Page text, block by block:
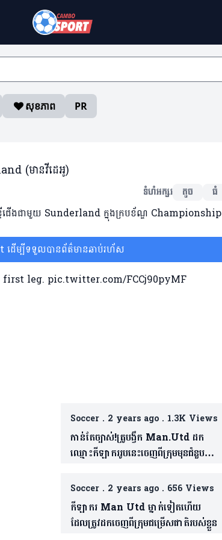
សុខភាព PR
(មានវីដេអូ)
ទំហំអក្សរ តូច ធំ
ចីជើងជាមួយ Sunderland ក្នុងក្របខ័ណ្ឌ Championship
ើម្បីទទួលបានព័ត៌មានឆាប់រហ័ស
first leg. pic.twitter.com/FCCj90pyMF
Soccer. 2 years ago. 1.3K Views
កាន់តែច្បាស់!គ្រូបង្វឹក Man.Utd ដក
ឈ្មោះកីឡាកររូបនេះចេញពីក្រុមមុនជំនួប
Soccer. 2 years ago. 656 Views
កីឡាករ Man Utd ម្នាក់ទៀតហើយ
ដែលត្រូវដកចេញពីក្រុមជម្រើសជាតិរបស់ខ្លួន